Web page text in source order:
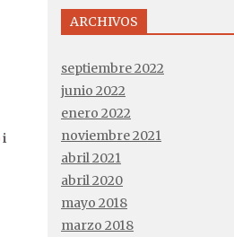
i
ARCHIVOS
septiembre 2022
junio 2022
enero 2022
noviembre 2021
abril 2021
abril 2020
mayo 2018
marzo 2018